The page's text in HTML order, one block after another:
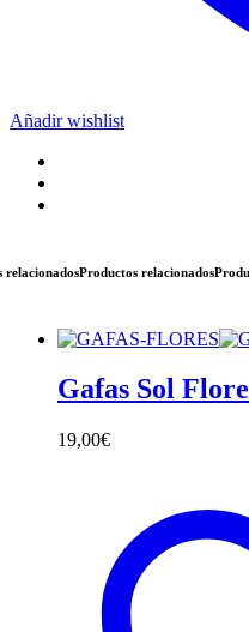
Añadir wishlist
Productos relacionadosProductos
Gafas Sol
19,00€